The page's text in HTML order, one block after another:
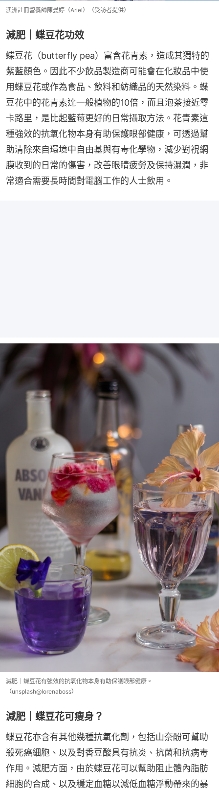
澳洲註冊營養師陳曼婷（Ariel）（受訪者提供）
減肥｜蝶豆花功效
蝶豆花（butterfly pea）富含花青素，造成其獨特的
紫藍顏色。因此不少飲品製造商可能會在化妝品中使
用蝶豆花或作為食品、飲料和紡織品的天然染料。蝶
豆花中的花青素達一般植物的10倍，而且泡茶接近零
卡路里，是比起藍莓更好的日常攝取方法。花青素這
種強效的抗氧化物本身有助保護眼部健康，可透過幫
助清除來自環境中自由基與有毒化學物，減少對視網
膜收到的日常的傷害，改善眼睛疲勞及保持濕潤，非
常適合需要長時間對電腦工作的人士飲用。
減肥｜蝶豆花有強效的抗氧化物本身有助保護眼部健康。
（unsplash@lorenaboss）
減肥｜蝶豆花可瘦身？
蝶豆花亦含有其他幾種抗氧化劑，包括山奈酚可幫助
殺死癌細胞、以及對香豆酸具有抗炎、抗菌和抗病毒
作用。減肥方面，由於蝶豆花可以幫助阻止體內脂肪
細胞的合成、以及穩定血糖以減低血糖浮動帶來的暴